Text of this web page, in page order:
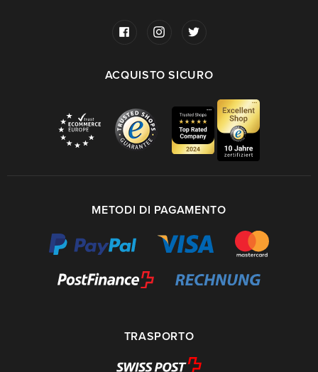
ACQUISTO SICURO
METODI DI PAGAMENTO
TRASPORTO